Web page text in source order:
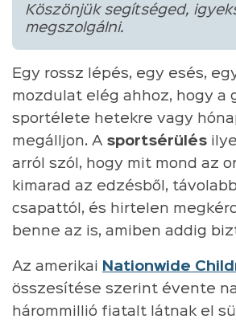
Köszönjük segítséged,
megszolgálni.
Egy rossz lépés, egy esés,
mozdulat elég ahhoz, hogy a
sportélete hetekre vagy
megálljon. A sportsérülés
arról szól, hogy mit mond az
kimarad az edzésből,
csapattól, és hirtelen
benne az is, amiben addig
Az amerikai Nationwide
összesítése szerint évente
hárommillió fiatalt látnak el